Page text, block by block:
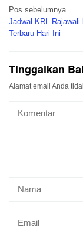
Navigasi
pos
Pos sebelumnya
Jadwal KRL Rajawali
Terbaru Hari Ini
Tinggalkan
Alamat email Anda